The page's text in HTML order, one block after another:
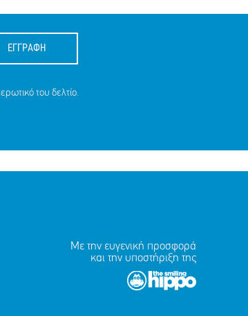
ΕΓΓΡΑΦΗ
του δελτίο.
Με την ευγενική προσφορά
και την υποστήριξη της